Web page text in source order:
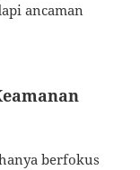
ancaman
berfokus